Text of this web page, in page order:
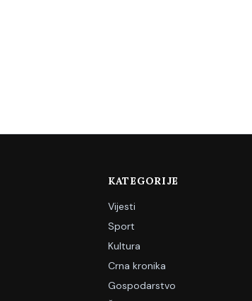
KATEGORIJE
Vijesti
Sport
Kultura
Crna kronika
Gospodarstvo